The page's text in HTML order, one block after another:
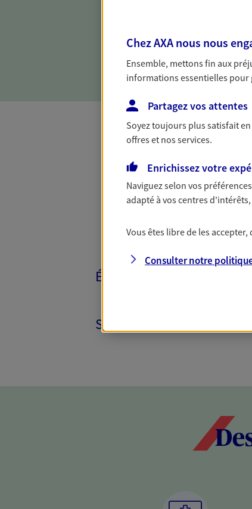
la confiance et la
ÉPARGNE ET RETRAITE
SANTÉ ET PRÉVOYANCE
Chez AXA nous nous
Ensemble, mettons fin aux
informations essentielles pour
Partagez vos attentes
Soyez toujours plus satisfait
offres et nos services.
Enrichissez votre
Naviguez selon vos
adapté à vos centres
Vous êtes libre de les
Consulter notre